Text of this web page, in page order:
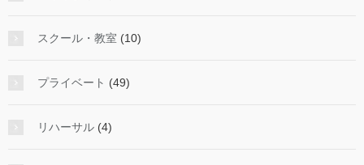
スクール・教室 (10)
プライベート (49)
リハーサル (4)